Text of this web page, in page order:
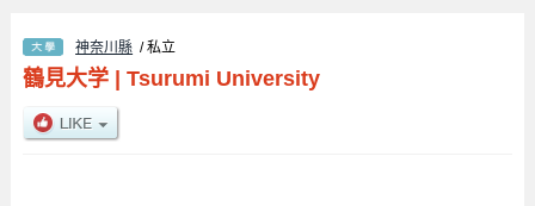
神奈川縣 / 私立
鶴見大学| Tsurumi University